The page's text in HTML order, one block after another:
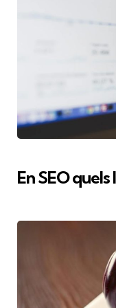
En SEO